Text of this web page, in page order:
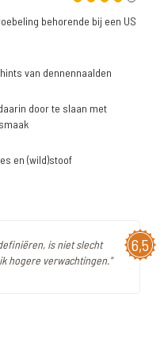
behorende bij een US
van dennennaalden
door te slaan met
en (wild)stoof
6,5
is niet slecht
hogere verwachtingen."